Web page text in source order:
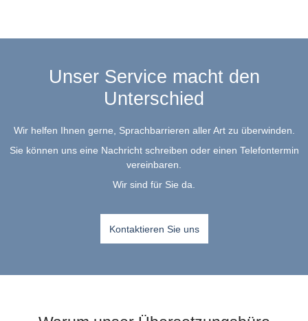
Unser Service macht den
Unterschied
Wir helfen Ihnen gerne, Sprachbarrieren aller Art zu überwinden.
Sie können uns eine Nachricht schreiben oder einen Telefontermin
vereinbaren.
Wir sind für Sie da.
Kontaktieren Sie uns